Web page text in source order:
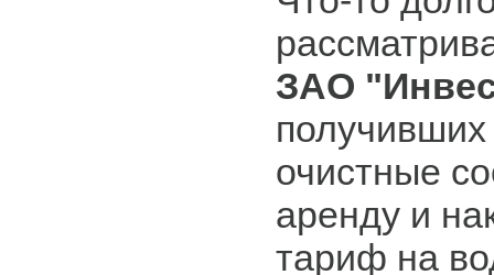
ЗАО
получивших
очистные
аренду и
тариф на